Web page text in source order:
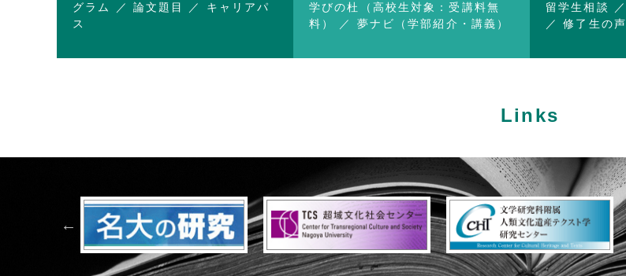
グラム
論文題目
キャリアパ
ス
学びの杜（高校生対象：受講料無
料）
夢ナビ（学部紹介・講義）
留学生相談
修了生の声
Links